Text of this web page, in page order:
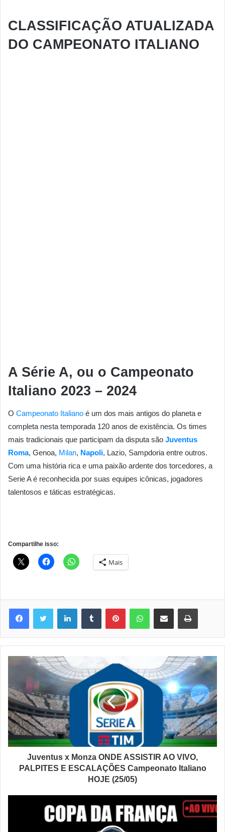
CLASSIFICAÇÃO ATUALIZADA
DO CAMPEONATO ITALIANO
A Série A, ou o Campeonato
Italiano 2023 – 2024
O Campeonato Italiano é um dos mais antigos do planeta e
completa nesta temporada 120 anos de existência. Os times
mais tradicionais que participam da disputa são Juventus
Roma, Genoa, Milan, Napoli, Lazio, Sampdoria entre outros.
Com uma história rica e uma paixão ardente dos torcedores, a
Serie A é reconhecida por suas equipes icônicas, jogadores
talentosos e táticas estratégicas.
Compartilhe isso:
Mais
LinkedinTumblr PinterestWhatsAppCompartilhar via e-mail Imprimir
Juventus x Monza ONDE ASSISTIR AO VIVO,
PALPITES E ESCALAÇÕES Campeonato Italiano
HOJE (25/05)